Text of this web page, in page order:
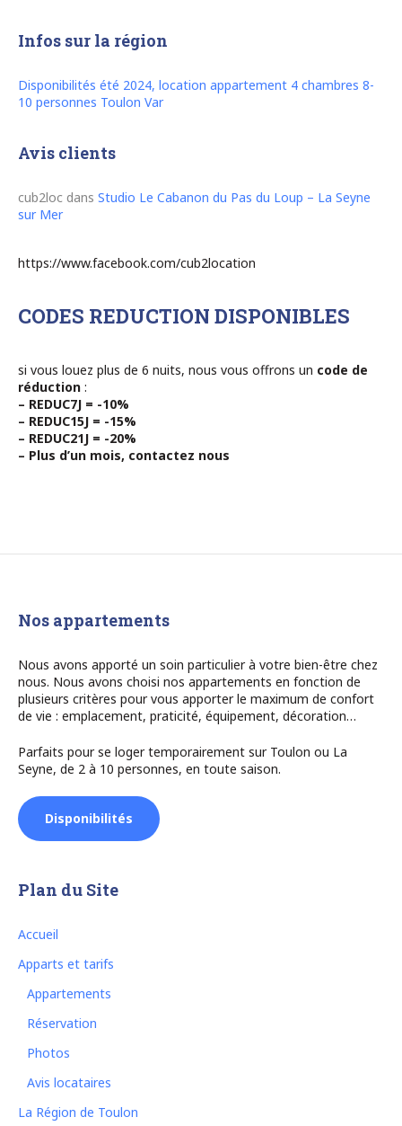
Infos sur la région
Disponibilités été 2024, location appartement 4 chambres 8-
10 personnes Toulon Var
Avis clients
cub2loc dans Studio Le Cabanon du Pas du Loup – La Seyne
sur Mer
https://www.facebook.com/cub2location
CODES REDUCTION DISPONIBLES
si vous louez plus de 6 nuits, nous vous offrons un code de
réduction :
– REDUC7J = -10%
– REDUC15J = -15%
– REDUC21J = -20%
– Plus d’un mois, contactez nous
Nos appartements
Nous avons apporté un soin particulier à votre bien-être chez
nous. Nous avons choisi nos appartements en fonction de
plusieurs critères pour vous apporter le maximum de confort
de vie : emplacement, praticité, équipement, décoration…
Parfaits pour se loger temporairement sur Toulon ou La
Seyne, de 2 à 10 personnes, en toute saison.
Disponibilités
Plan du Site
Accueil
Apparts et tarifs
Appartements
Réservation
Photos
Avis locataires
La Région de Toulon